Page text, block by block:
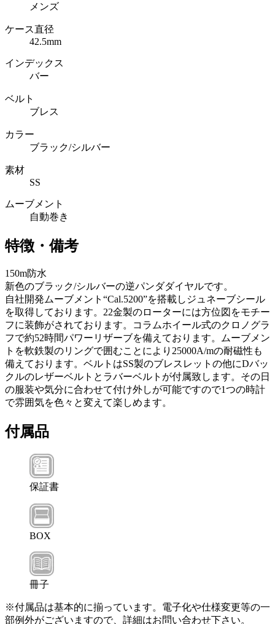
メンズ
ケース直径
42.5mm
インデックス
バー
ベルト
ブレス
カラー
ブラック/シルバー
素材
SS
ムーブメント
自動巻き
特徴・備考
150m防水
新色のブラック/シルバーの逆パンダダイヤルです。
自社開発ムーブメント“Cal.5200”を搭載しジュネーブシール
を取得しております。22金製のローターには方位図をモチー
フに装飾がされております。コラムホイール式のクロノグラ
フで約52時間パワーリザーブを備えております。ムーブメン
トを軟鉄製のリングで囲むことにより25000A/mの耐磁性も
備えております。ベルトはSS製のブレスレットの他にDバッ
クルのレザーベルトとラバーベルトが付属致します。その日
の服装や気分に合わせて付け外しが可能ですので1つの時計
で雰囲気を色々と変えて楽しめます。
付属品
保証書
BOX
冊子
※付属品は基本的に揃っています。電子化や仕様変更等の一
部例外がございますので、詳細はお問い合わせ下さい。